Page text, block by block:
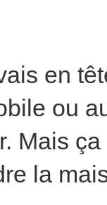
en
ou
Mais
la